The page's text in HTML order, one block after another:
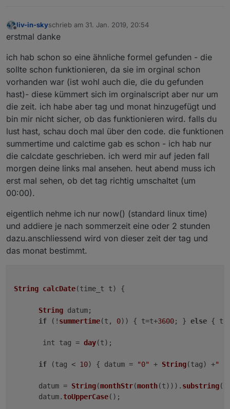
Offline
liv-in-skyschrieb am 31. Jan. 2019, 20:54
zuletzt editiert von
erstmal danke
ich hab schon so eine ähnliche formel gefunden - die
sollte schon funktionieren, da sie im orginal schon
vorhanden war (ist wohl auch die, die du gefunden
hast)- diese kümmert sich im orginalscript aber nur um
die zeit. ich habe aber tag und monat hinzugefügt und
bin mir nicht sicher, ob das funktionieren wird. falls du
lust hast, schau doch mal über den code. die funktionen
summertime und calctime gab es schon - ich hab nur
die calcdate geschrieben. ich werd mir auf jeden fall
morgen deine links mal ansehen. heut abend muss ich
erst mal sehen, ob det tag richtig umschaltet (um
00:00).
eigentlich nehme ich nur now() (standard linux time)
und addiere je nach sommerzeit eine oder 2 stunden
dazu.anschliessend wird von dieser zeit der tag und
das monat bestimmt.
String calcDate(time_t t) {
String datum;
if (! summertime(t, 0)) { t=t+3600; } else {
       int tag =
day(t);
if (tag < 10) { datum = "0" + String(tag) +" "
      datum =
String(monthStr(month(t))). substring(
      datum.
toUpperCase();